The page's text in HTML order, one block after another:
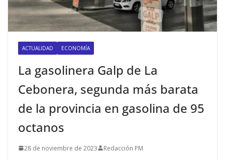
ACTUALIDAD ECONOMÍA
La gasolinera Galp de La
Cebonera, segunda más barata
de la provincia en gasolina de 95
octanos
28 de noviembre de 2023 Redacción PM